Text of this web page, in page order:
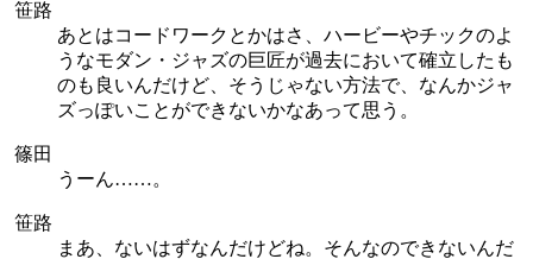
笹路
あとはコードワークとかはさ、ハービーやチックのよ
うなモダン・ジャズの巨匠が過去において確立したも
のも良いんだけど、そうじゃない方法で、なんかジャ
ズっぽいことができないかなあって思う。
篠田
うーん……。
笹路
まあ、ないはずなんだけどね。そんなのできないんだ